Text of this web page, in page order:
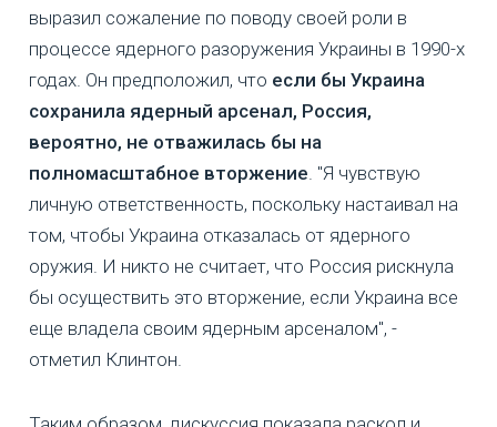
выразил сожаление по поводу своей роли в
процессе ядерного разоружения Украины в 1990-х
годах. Он предположил, что если бы Украина
сохранила ядерный арсенал, Россия,
вероятно, не отважилась бы на
полномасштабное вторжение. "Я чувствую
личную ответственность, поскольку настаивал на
том, чтобы Украина отказалась от ядерного
оружия. И никто не считает, что Россия рискнула
бы осуществить это вторжение, если Украина все
еще владела своим ядерным арсеналом", -
отметил Клинтон.